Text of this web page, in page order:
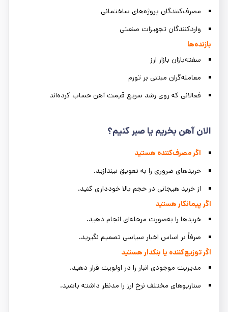
مصرف‌کنندگان پروژه‌های ساختمانی
واردکنندگان تجهیزات صنعتی
بازنده‌ها
سفته‌بازان بازار ارز
معامله‌گران مبتنی بر تورم
فعالانی که روی رشد سریع قیمت آهن حساب کرده‌اند
الان آهن بخریم یا صبر کنیم؟
اگر مصرف‌کننده هستید
خریدهای ضروری را به تعویق نیندازید.
از خرید هیجانی در حجم بالا خودداری کنید.
اگر پیمانکار هستید
خریدها را به‌صورت مرحله‌ای انجام دهید.
صرفاً بر اساس اخبار سیاسی تصمیم نگیرید.
اگر توزیع‌کننده یا بنکدار هستید
مدیریت موجودی انبار را در اولویت قرار دهید.
سناریوهای مختلف نرخ ارز را مدنظر داشته باشید.